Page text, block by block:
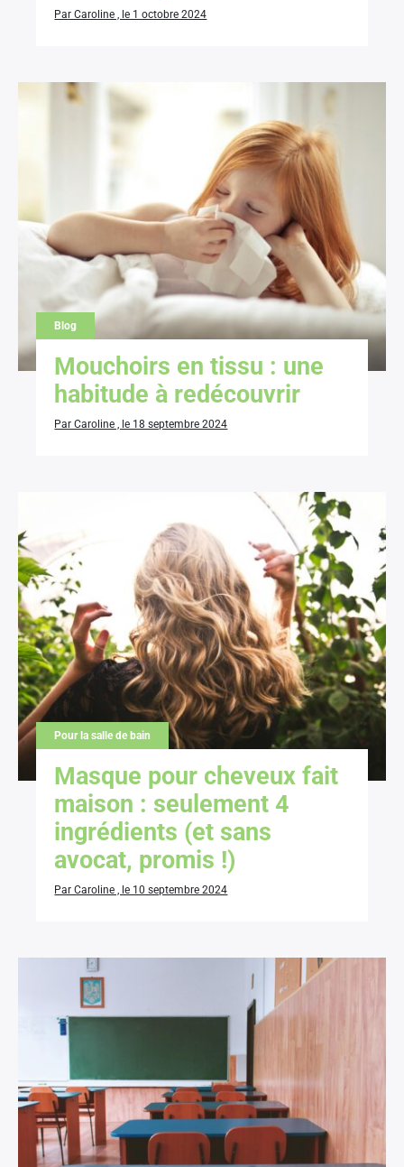
Par Caroline , le 1 octobre 2024
Blog
Mouchoirs en tissu : une
habitude à redécouvrir
Par Caroline , le 18 septembre 2024
Pour la salle de bain
Masque pour cheveux fait
maison : seulement 4
ingrédients (et sans
avocat, promis !)
Par Caroline , le 10 septembre 2024